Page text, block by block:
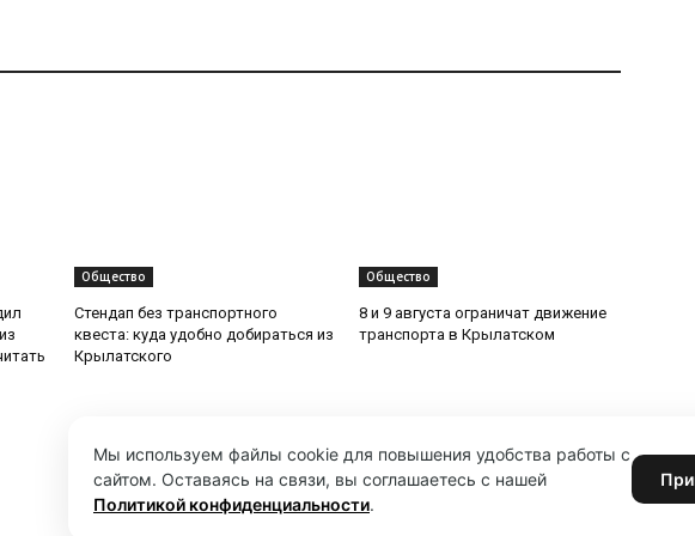
Общество
Стендап без транспортного
квеста: куда удобно добираться из
Крылатского
Общество
8 и 9 августа ограничат движение
транспорта в Крылатском
Мы используем файлы cookie для повышения удобства работы с
сайтом. Оставаясь на связи, вы соглашаетесь с нашей
Политикой конфиденциальности.